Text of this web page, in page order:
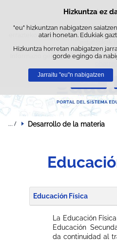
Cookie
Webgune honek berezko
errazteko eta hirugarrenen cookie-
Informazio gehiago lor dezakezu
Onartu
Hizkuntza ez
"eu" hizkuntzan nabigatzen
atari honetan. Edukiak
Hizkuntza horretan nabigatzen
gorde egingo da
Jarraitu "eu"n nabigatzen
Desarrollo de la materia
Educación Física
La Educación
Educación
da continuidad al